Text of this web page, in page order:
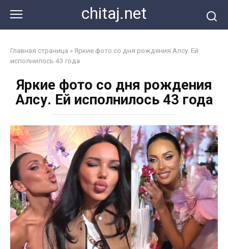
контенту
chitaj.net
Главная страница » Яркие фото со дня рождения Алсу. Ей
исполнилось 43 года
Яркие фото со дня рождения
Алсу. Ей исполнилось 43 года